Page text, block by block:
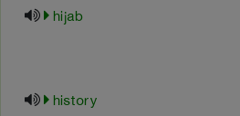
hijab
history